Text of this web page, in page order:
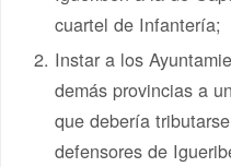
cuartel de Infantería;
Instar a los
demás provincias a
que debería
defensores de